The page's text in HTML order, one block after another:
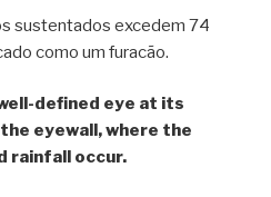
sustentados excedem 74
como um furacão.
defined eye at its
eyewall, where the
rainfall occur.